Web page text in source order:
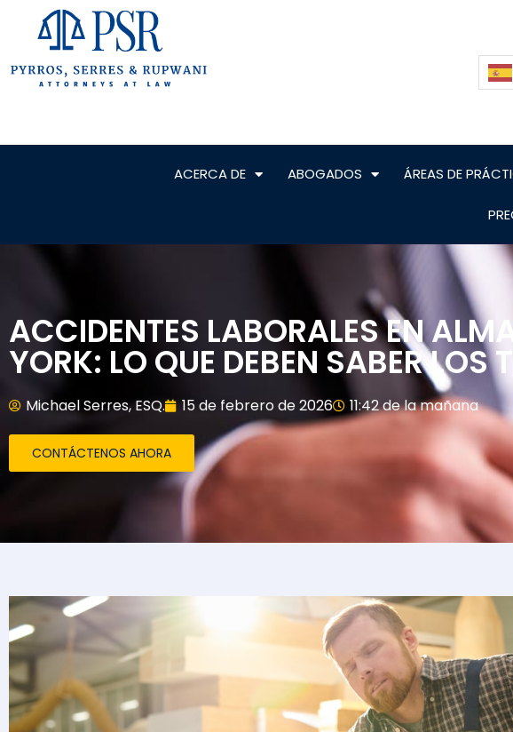
ACERCA DE ABOGADOS ÁREAS DE
ACCIDENTES LABORALES EN
YORK: LO QUE DEBEN SABER LOS
Michael Serres, ESQ. 15 de febrero de 2026 11:42 de la mañana
CONTÁCTENOS AHORA